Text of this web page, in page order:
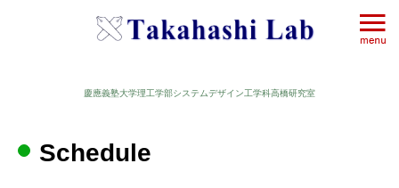
慶應義塾大学理工学部システムデザイン工学科高橋研究室
Schedule